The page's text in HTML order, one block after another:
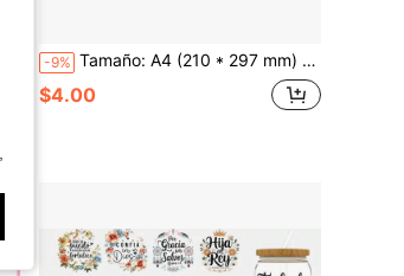
-9% Tamaño: A4 (210 * 297 mm) Papel de calcomanías deslizante para LÁSER transparente Papel de transferencia de agua deslizante imprimible para tumblers, tazas, vasos
$4.00